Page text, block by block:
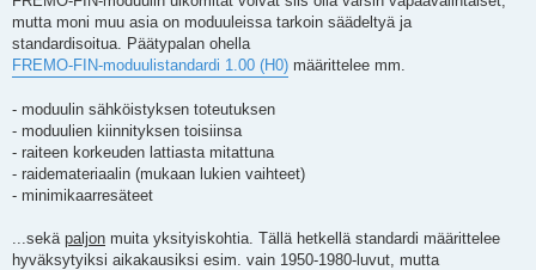
mutta moni muu asia on moduuleissa tarkoin säädeltyä ja
standardisoitua. Päätypalan ohella
FREMO-FIN-moduulistandardi 1.00 (H0) määrittelee mm.
- moduulin sähköistyksen toteutuksen
- moduulien kiinnityksen toisiinsa
- raiteen korkeuden lattiasta mitattuna
- raidemateriaalin (mukaan lukien vaihteet)
- minimikaarresäteet
...sekä paljon muita yksityiskohtia. Tällä hetkellä standardi määrittelee
hyväksytyiksi aikakausiksi esim. vain 1950-1980-luvut, mutta